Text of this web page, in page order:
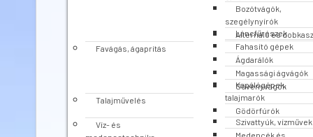
Bozótvágók,
szegélynyírók
Alternáló és
Favágás, ágaprítás
Láncfűrészek
Fahasító gépek
Ágdarálók
Magassági ágvágók
Sövényvágók
Talajművelés
Kapálógépek,
talajmarók
Gödörfúrók
Víz- és
Szivattyúk, vízművek
Medencék és